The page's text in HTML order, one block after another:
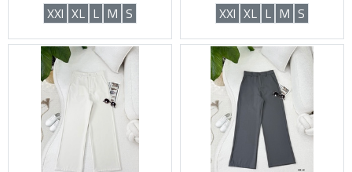
S
M
L
XL
XXl
S
M
L
XL
XXl